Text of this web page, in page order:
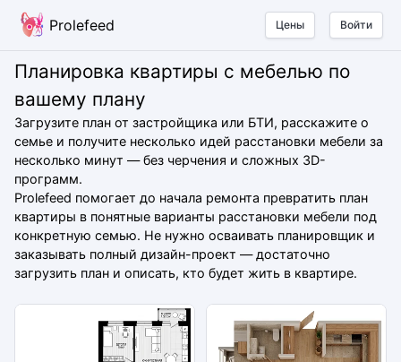
Prolefeed Цены Войти
Планировка квартиры с мебелью по
вашему плану
Загрузите план от застройщика или БТИ, расскажите о
семье и получите несколько идей расстановки мебели за
несколько минут — без черчения и сложных 3D-
программ.
Prolefeed помогает до начала ремонта превратить план
квартиры в понятные варианты расстановки мебели под
конкретную семью. Не нужно осваивать планировщик и
заказывать полный дизайн-проект — достаточно
загрузить план и описать, кто будет жить в квартире.